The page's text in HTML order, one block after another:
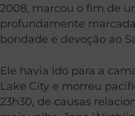
2008, marcou o fim de
profundamente
bondade e devoção ao
Ele havia ido para a
Lake City e morreu
23h30, de causas